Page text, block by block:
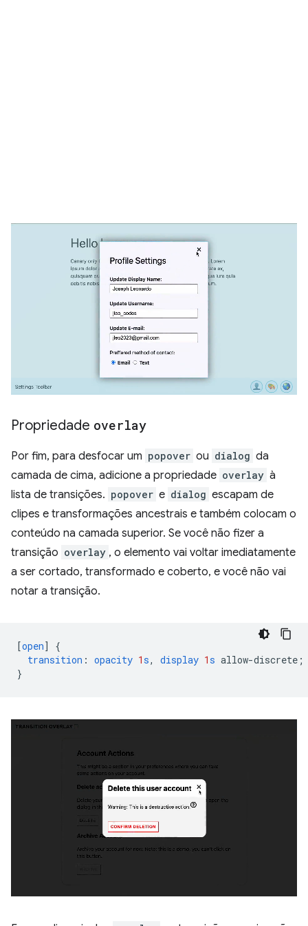
Propriedade overlay
Por fim, para desfocar um popover ou dialog da
camada de cima, adicione a propriedade overlay à
lista de transições. popover e dialog escapam de
clipes e transformações ancestrais e também colocam o
conteúdo na camada superior. Se você não fizer a
transição overlay , o elemento vai voltar imediatamente
a ser cortado, transformado e coberto, e você não vai
notar a transição.
[open]
{
transition : opacity 1s, display 1s allow-discrete ;
}